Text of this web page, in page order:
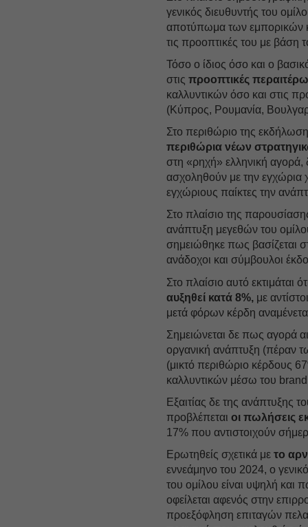
γενικός διευθυντής του
αποτύπωμα των εμπορικών
τις προοπτικές του με βάση
Τόσο ο ίδιος όσο και ο
στιςπροοπτικές
καλλυντικών όσο και στις
(Κύπρος, Ρουμανία,
Στο περιθώριο της
περιθώρια νέων
στη «ρηχή» ελληνική αγορά,
ασχοληθούν με την εγχώρια
εγχώριους παίκτες την
Στο πλαίσιο της
ανάπτυξη μεγεθών του
σημειώθηκε πως βασίζεται
ανάδοχοι και σύμβουλοι
Στο πλαίσιο αυτό εκτιμάται
αυξηθεί κατά 8%, με
μετά φόρων κέρδη
Σημειώνεται δε πως αγορά
οργανική ανάπτυξη (πέραν
(μικτό περιθώριο κέρδους
καλλυντικών μέσω του brand
Εξαιτίας δε της ανάπτυξης
προβλέπεταιοι πωλήσεις
17% που αντιστοιχούν
Ερωτηθείς σχετικά μετο
εννεάμηνο του 2024, ο
του ομίλου είναι υψηλή και
οφείλεται αφενός στην
προεξόφληση επιταγών